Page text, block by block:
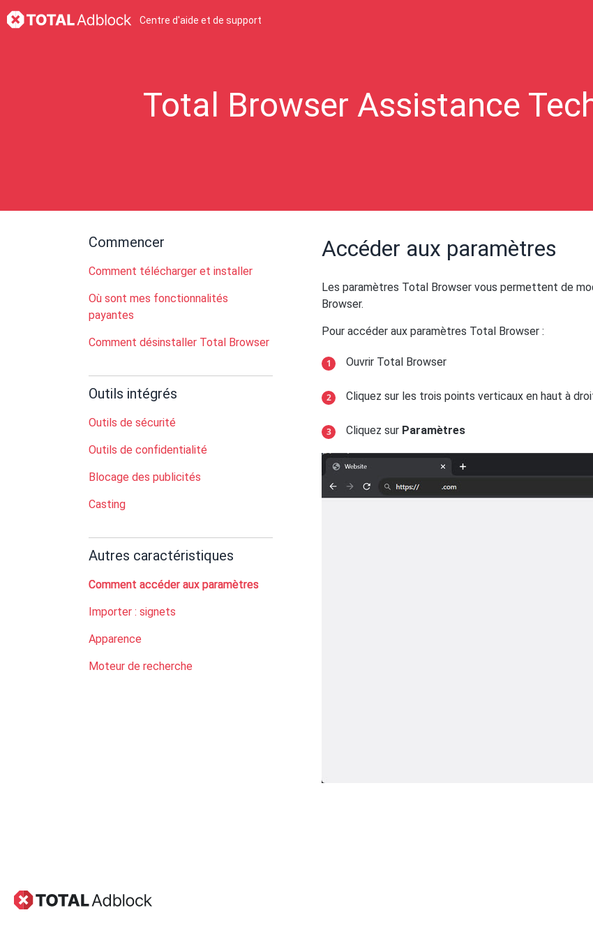
Centre d'aide et de support
Total Browser Assistance
Commencer
Comment télécharger et installer
Où sont mes fonctionnalités
payantes
Comment désinstaller Total Browser
Outils intégrés
Outils de sécurité
Outils de confidentialité
Blocage des publicités
Casting
Autres caractéristiques
Comment accéder aux paramètres
Importer : signets
Apparence
Moteur de recherche
Accéder aux paramètres
Les paramètres Total Browser vous permettent de
Browser.
Pour accéder aux paramètres Total Browser :
Ouvrir Total Browser
Cliquez sur les trois points verticaux en haut à
Cliquez sur Paramètres